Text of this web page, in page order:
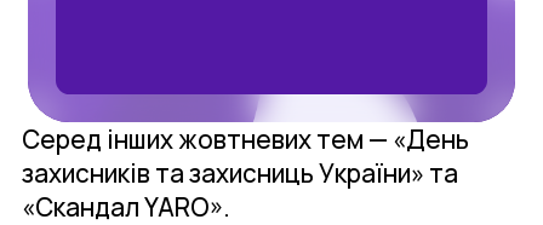
Серед інших жовтневих тем — «День
захисників та захисниць України» та
«Скандал YARO».